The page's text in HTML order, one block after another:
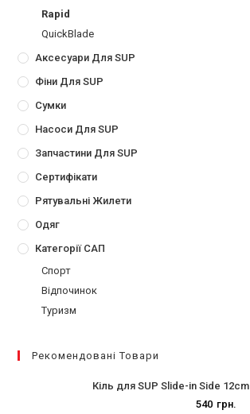
Rapid
QuickBlade
Аксесуари Для SUP
Фіни Для SUP
Сумки
Насоси Для SUP
Запчастини Для SUP
Сертифікати
Рятувальні Жилети
Одяг
Категорії САП
Спорт
Відпочинок
Туризм
Рекомендовані Товари
Кіль для SUP Slide-in Side 12cm
грн.
540